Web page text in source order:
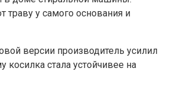
у самого основания и
версии производитель усилил
стала устойчивее на